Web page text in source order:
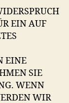
EIN AUF
EINE
SIE
WENN
WIR